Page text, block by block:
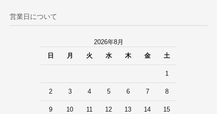
営業日について
2026年8月
日
月 火 水 木 金 土
1
2 3 4 5 6 7 8
9 10 11 12 13 14 15